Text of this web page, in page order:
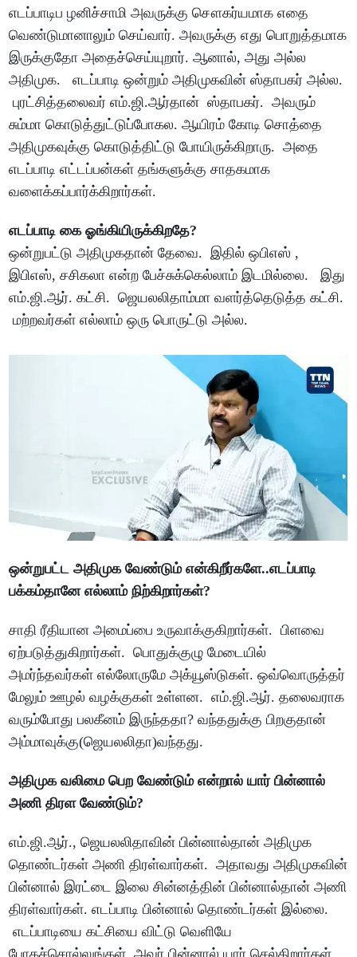
எடப்பாடிப ழனிச்சாமி அவருக்கு சௌகர்யமாக எதை
வெண்டுமானாலும் செய்வார். அவருக்கு எது பொறுத்தமாக
இருக்குதோ அதைச்செய்யுறார். ஆனால், அது அல்ல
அதிமுக. எடப்பாடி ஒன்றும் அதிமுகவின் ஸ்தாபகர் அல்ல.
புரட்சித்தலைவர் எம்.ஜி.ஆர்தான் ஸ்தாபகர். அவரும்
சும்மா கொடுத்துட்டுப்போகல. ஆயிரம் கோடி சொத்தை
அதிமுகவுக்கு கொடுத்திட்டு போயிருக்கிறாரு. அதை
எடப்பாடி எட்டப்பன்கள் தங்களுக்கு சாதகமாக
வளைக்கப்பார்க்கிறார்கள்.
எடப்பாடி கை ஓங்கியிருக்கிறதே?
ஒன்றுபட்டு அதிமுகதான் தேவை. இதில் ஒபிஎஸ் ,
இபிஎஸ், சசிகலா என்ற பேச்சுக்கெல்லாம் இடமில்லை. இது
எம்.ஜி.ஆர். கட்சி. ஜெயலலிதாம்மா வளர்த்தெடுத்த கட்சி.
மற்றவர்கள் எல்லாம் ஒரு பொருட்டு அல்ல.
ஒன்றுபட்ட அதிமுக வேண்டும் என்கிறீர்களே..எடப்பாடி
பக்கம்தானே எல்லாம் நிற்கிறார்கள்?
சாதி ரீதியான அமைப்பை உருவாக்குகிறார்கள். பிளவை
ஏற்படுத்துகிறார்கள். பொதுக்குழு மேடையில்
அமர்ந்தவர்கள் எல்லோருமே அக்யூஸ்டுகள். ஒவ்வொருத்தர்
மேலும் ஊழல் வழக்குகள் உள்ளன. எம்.ஜி.ஆர். தலைவராக
வரும்போது பலகீனம் இருந்ததா? வந்ததுக்கு பிறகுதான்
அம்மாவுக்கு(ஜெயலலிதா)வந்தது.
அதிமுக வலிமை பெற வேண்டும் என்றால் யார் பின்னால்
அணி திரள வேண்டும்?
எம்.ஜி.ஆர்., ஜெயலலிதாவின் பின்னால்தான் அதிமுக
தொண்டர்கள் அணி திரள்வார்கள். அதாவது அதிமுகவின்
பின்னால் இரட்டை இலை சின்னத்தின் பின்னால்தான் அணி
திரள்வார்கள். எடப்பாடி பின்னால் தொண்டர்கள் இல்லை.
எடப்பாடியை கட்சியை விட்டு வெளியே
போகச்சொல்லுங்கள். அவர் பின்னால் யார் செல்கிறார்கள்